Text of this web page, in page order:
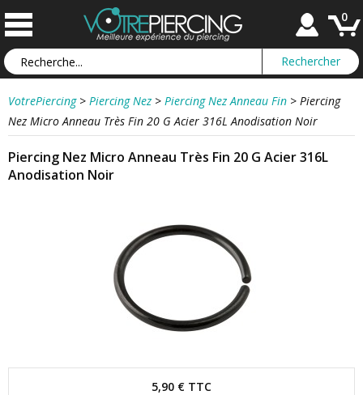
0
VotrePiercing > Piercing Nez > Piercing Nez Anneau Fin > Piercing
Nez Micro Anneau Très Fin 20 G Acier 316L Anodisation Noir
Piercing Nez Micro Anneau Très Fin 20 G Acier 316L
Anodisation Noir
5,90 € TTC